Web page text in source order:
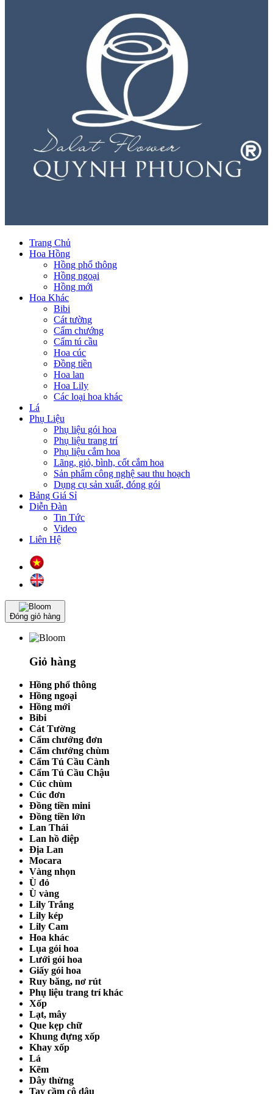
Trang Chủ
Hoa Hồng
Hồng phổ thông
Hồng ngoại
Hồng mới
Hoa Khác
Bibi
Cát tường
Cẩm chướng
Cẩm tú cầu
Hoa cúc
Đồng tiền
Hoa lan
Hoa Lily
Các loại hoa khác
Lá
Phụ Liệu
Phụ liệu gói hoa
Phụ liệu trang trí
Phụ liệu cắm hoa
Lãng, giỏ, bình, cốt cắm hoa
Sản phẩm công nghệ sau thu hoạch
Dụng cụ sản xuất, đóng gói
Bảng Giá Sỉ
Diễn Đàn
Tin Tức
Video
Liên Hệ
Đóng giỏ hàng
Giỏ hàng
Hồng phổ thông
Hồng ngoại
Hồng mới
Bibi
Cát Tường
Cẩm chướng đơn
Cẩm chướng chùm
Cẩm Tú Cầu Cành
Cẩm Tú Cầu Chậu
Cúc chùm
Cúc đơn
Đồng tiền mini
Đồng tiền lớn
Lan Thái
Lan hồ điệp
Địa Lan
Mocara
Vàng nhọn
Ù đỏ
Ù vàng
Lily Trắng
Lily kép
Lily Cam
Hoa khác
Lụa gói hoa
Lưới gói hoa
Giấy gói hoa
Ruy băng, nơ rút
Phụ liệu trang trí khác
Xốp
Lạt, mây
Que kẹp chữ
Khung đựng xốp
Khay xốp
Lá
Kẽm
Dây thừng
Tay cầm cô dâu